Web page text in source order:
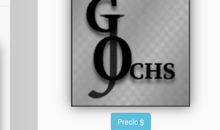
Precio $